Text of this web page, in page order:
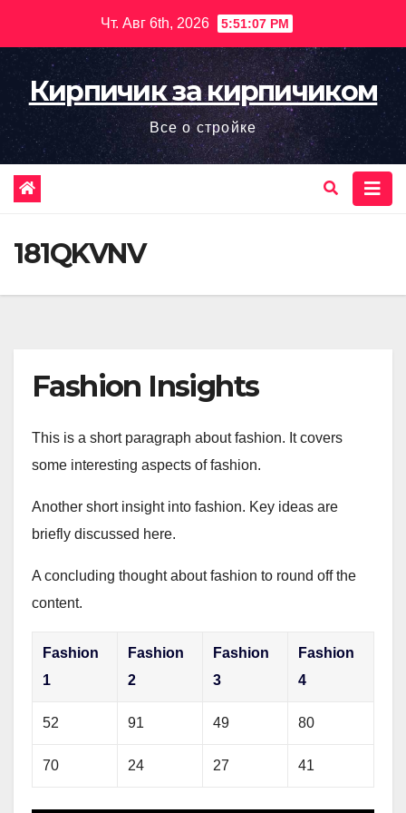
содержимому
Чт. Авг 6th, 2026 5:51:08 PM
Кирпичик за кирпичиком
Все о стройке
181QKVNV
Fashion Insights
This is a short paragraph about fashion. It covers
some interesting aspects of fashion.
Another short insight into fashion. Key ideas are
briefly discussed here.
A concluding thought about fashion to round off the
content.
Fashion
1
Fashion
2
Fashion
3
Fashion
4
52 91 49 80
70 24 27 41